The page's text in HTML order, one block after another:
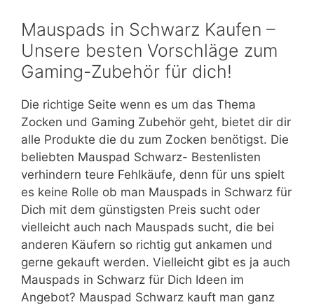
Mauspads in Schwarz Kaufen –
Unsere besten Vorschläge zum
Gaming-Zubehör für dich!
Die richtige Seite wenn es um das Thema
Zocken und Gaming Zubehör geht, bietet dir dir
alle Produkte die du zum Zocken benötigst. Die
beliebten Mauspad Schwarz- Bestenlisten
verhindern teure Fehlkäufe, denn für uns spielt
es keine Rolle ob man Mauspads in Schwarz für
Dich mit dem günstigsten Preis sucht oder
vielleicht auch nach Mauspads sucht, die bei
anderen Käufern so richtig gut ankamen und
gerne gekauft werden. Vielleicht gibt es ja auch
Mauspads in Schwarz für Dich Ideen im
Angebot? Mauspad Schwarz kauft man ganz